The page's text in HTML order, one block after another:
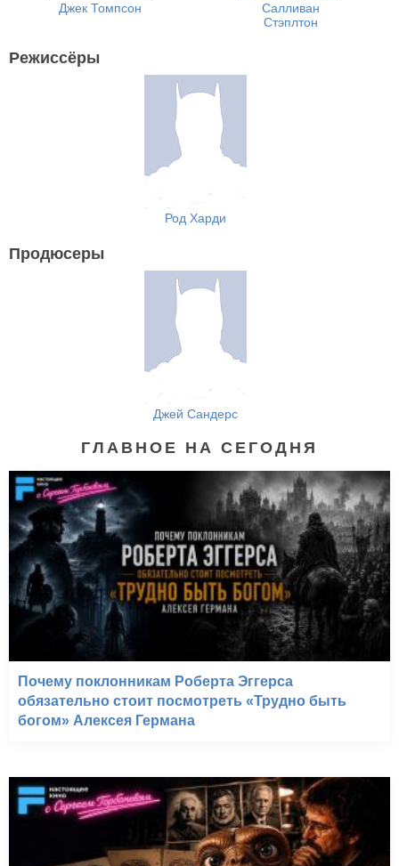
Джек Томпсон
Салливан
Стэплтон
Режиссёры
Род Харди
Продюсеры
Джей Сандерс
ГЛАВНОЕ НА СЕГОДНЯ
Почему поклонникам Роберта Эггерса
обязательно стоит посмотреть «Трудно быть
богом» Алексея Германа